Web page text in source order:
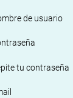
de usuario
tu contraseña